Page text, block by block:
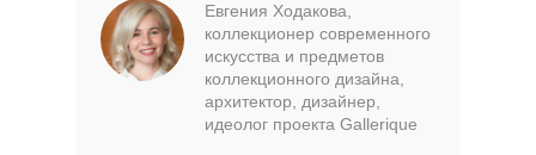
Евгения Ходакова,
коллекционер современного
искусства и предметов
коллекционного дизайна,
архитектор, дизайнер,
идеолог проекта Gallerique